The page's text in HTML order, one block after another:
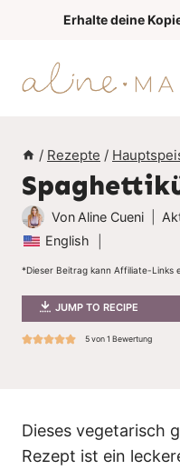
Erhalte deine
/ Rezepte /
Von Aline Cueni
English
*Dieser Beitrag kann Affiliate-Links
JUMP TO RECIPE
5von 1 Bewertung
Dieses vegetarisch
Rezept ist ein